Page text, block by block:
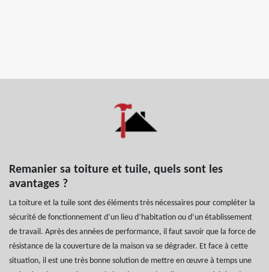
Remanier sa toiture et tuile, quels sont les
avantages ?
La toiture et la tuile sont des éléments très nécessaires pour compléter la
sécurité de fonctionnement d’un lieu d’habitation ou d’un établissement
de travail. Après des années de performance, il faut savoir que la force de
résistance de la couverture de la maison va se dégrader. Et face à cette
situation, il est une très bonne solution de mettre en œuvre à temps une